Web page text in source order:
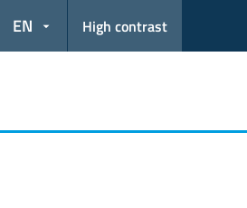
EN High contrast